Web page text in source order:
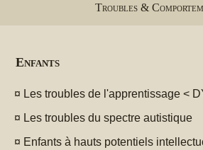
Troubles &
Enfants
¤ Les troubles de l'apprentissage <
¤ Les troubles du spectre autistique
¤ Enfants à hauts potentiels